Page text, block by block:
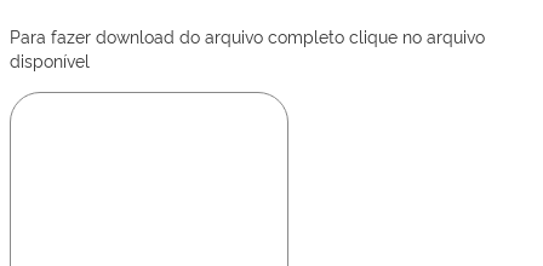
Para fazer download do arquivo completo clique no arquivo
disponível